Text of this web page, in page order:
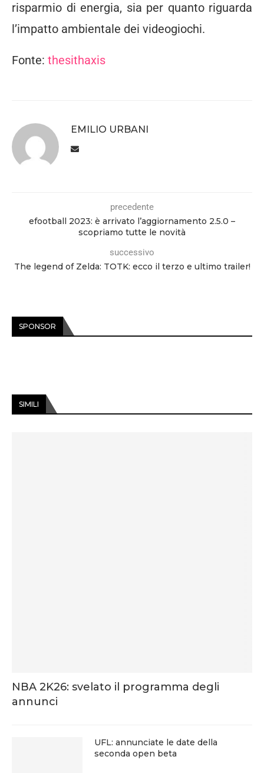
risparmio di energia, sia per quanto riguarda
l’impatto ambientale dei videogiochi.
Fonte: thesithaxis
EMILIO URBANI
precedente
efootball 2023: è arrivato l’aggiornamento 2.5.0 –
scopriamo tutte le novità
successivo
The legend of Zelda: TOTK: ecco il terzo e ultimo trailer!
SPONSOR
SIMILI
NBA 2K26: svelato il programma degli
annunci
UFL: annunciate le date della
seconda open beta